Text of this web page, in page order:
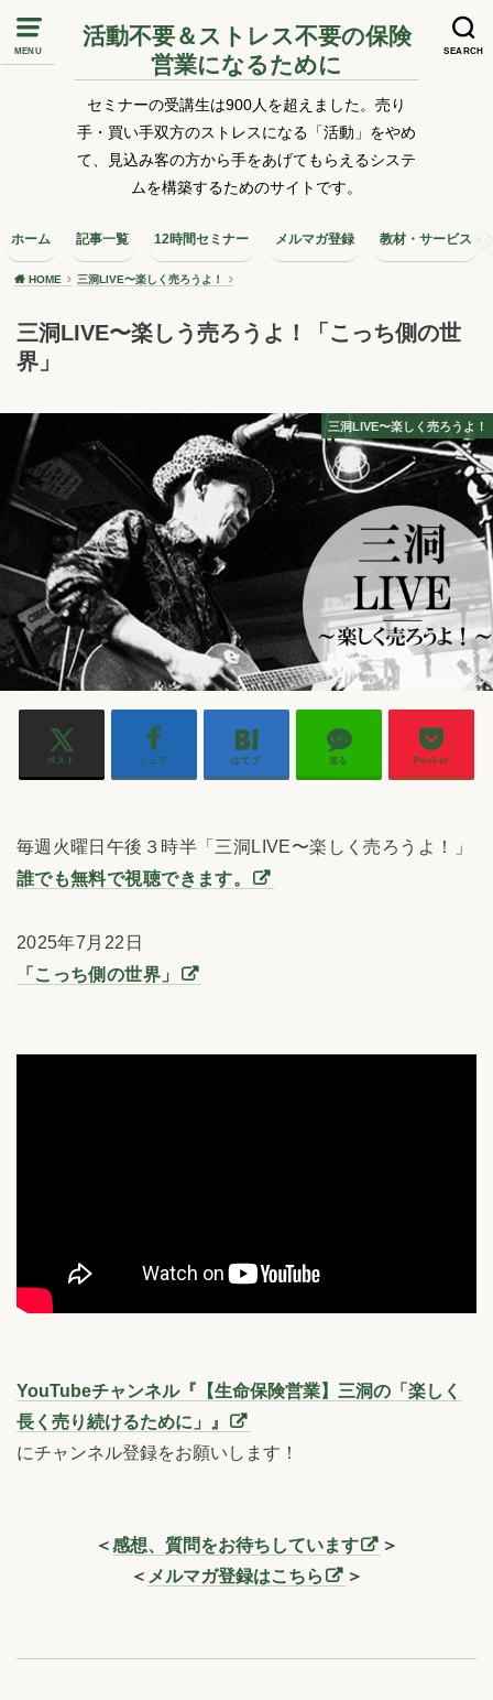
MENU SEARCH
活動不要＆ストレス不要の保険
営業になるために
セミナーの受講生は900人を超えました。売り
手・買い手双方のストレスになる「活動」をやめ
て、見込み客の方から手をあげてもらえるシステ
ムを構築するためのサイトです。
ホーム 記事一覧 12時間セミナー メルマガ登録 教材・サービス
HOME 三洞LIVE〜楽しく売ろうよ！
三洞LIVE〜楽しう売ろうよ！「こっち側の世
界」
三洞LIVE〜楽しく売ろうよ！
ポスト シェア はてブ 送る Pocket
毎週火曜日午後３時半「三洞LIVE〜楽しく売ろうよ！」
誰でも無料で視聴できます。
2025年7月22日
「こっち側の世界」
YouTubeチャンネル『【生命保険営業】三洞の「楽しく
長く売り続けるために」』
にチャンネル登録をお願いします！
＜感想、質問をお待ちしています
＞
＜ メルマガ登録はこちら ＞